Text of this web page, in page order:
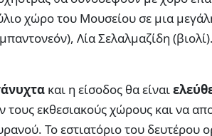
χώρο του Μουσείου σε μια
Λία Σελαλμαζίδη
και η είσοδος θα είναι
τους εκθεσιακούς χώρους και να
Το εστιατόριο του δευτέρου